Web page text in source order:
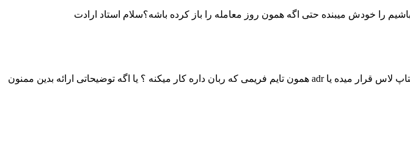
الف) Trailingsl_atr اگه برابر ۳ باشه یعنی چه؟ منظورتون یعنی ۳ برابر adr روزانه را میاد بعنوان استاپ لاس قرار میده یا adr همون تایم فریمی که ربان داره کار میکنه ؟ یا اگه توضیحاتی ارائه بدین ممنون